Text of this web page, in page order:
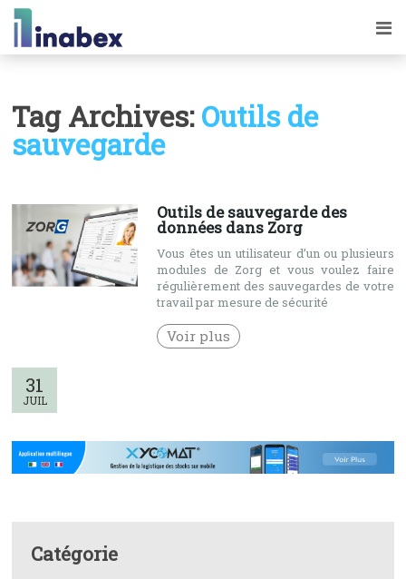
Tag Archives: Outils de
sauvegarde
31
JUIL
Outils de sauvegarde des
données dans Zorg
Vous êtes un utilisateur d’un ou plusieurs
modules de Zorg et vous voulez faire
régulièrement des sauvegardes de votre
travail par mesure de sécurité
Voir plus
Catégorie